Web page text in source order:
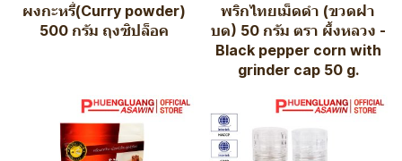
ผงกะหรี่(Curry powder)
500 กรัม ถุงซิปล็อค
พริกไทยเม็ดดำ (ขวดฝา
บด) 50 กรัม ตรา ผึ้งหลวง -
Black pepper corn with
grinder cap 50 g.